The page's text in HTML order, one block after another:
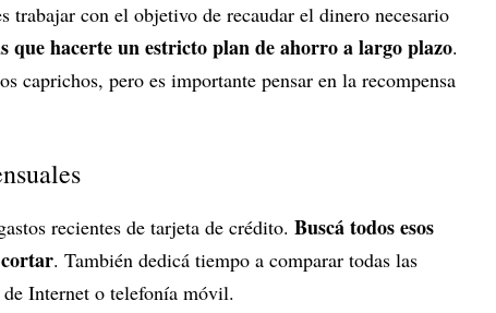
trabajar con el objetivo de recaudar el dinero necesario
que hacerte un estricto plan de ahorro a largo plazo.
caprichos, pero es importante pensar en la recompensa
recientes de tarjeta de crédito. Buscá todos esos
cortar. También dedicá tiempo a comparar todas las
Internet o telefonía móvil.